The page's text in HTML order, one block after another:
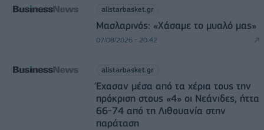
allstarbasket.gr
Μασλαρινός: «Χάσαμε το μυαλό μας»
07/08/2026 - 20:42
allstarbasket.gr
Έχασαν μέσα από τα χέρια τους την
πρόκριση στους «4» οι Νεάνιδες, ήττα
66-74 από τη Λιθουανία στην
παράταση